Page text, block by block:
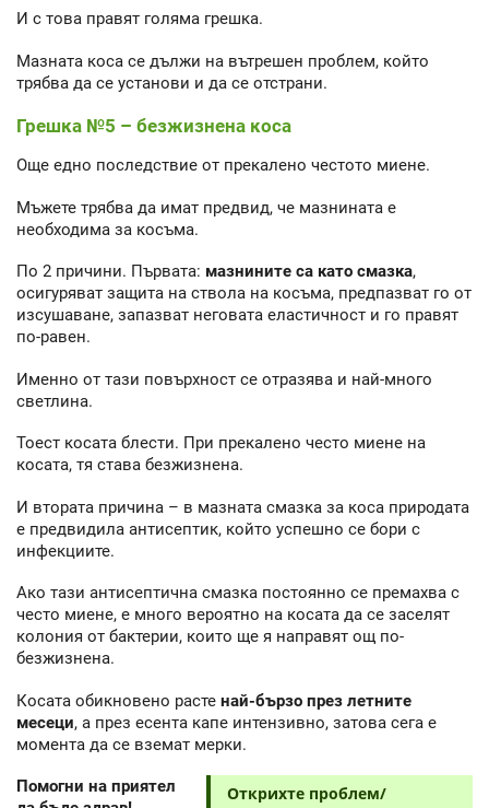
И с това правят голяма грешка.
Мазната коса се дължи на вътрешен проблем, който
трябва да се установи и да се отстрани.
Грешка №5 – безжизнена коса
Още едно последствие от прекалено честото миене.
Мъжете трябва да имат предвид, че мазнината е
необходима за косъма.
По 2 причини. Първата: мазнините са като смазка,
осигуряват защита на ствола на косъма, предпазват го от
изсушаване, запазват неговата еластичност и го правят
по-равен.
Именно от тази повърхност се отразява и най-много
светлина.
Тоест косата блести. При прекалено често миене на
косата, тя става безжизнена.
И втората причина – в мазната смазка за коса природата
е предвидила антисептик, който успешно се бори с
инфекциите.
Ако тази антисептична смазка постоянно се премахва с
често миене, е много вероятно на косата да се заселят
колония от бактерии, които ще я направят ощ по-
безжизнена.
Косата обикновено расте най-бързо през летните
месеци, а през есента капе интензивно, затова сега е
момента да се вземат мерки.
Помогни на приятел
Открихте проблем/